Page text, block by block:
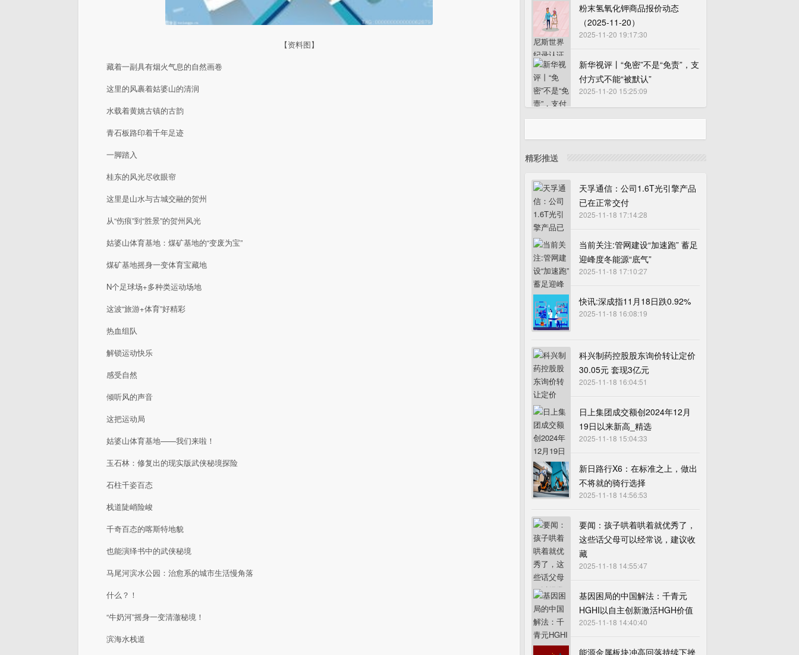
【资料图】
藏着一副具有烟火气息的自然画卷
这里的风裹着姑婆山的清润
水载着黄姚古镇的古韵
青石板路印着千年足迹
一脚踏入
桂东的风光尽收眼帘
这里是山水与古城交融的贺州
从“伤痕”到“胜景”的贺州风光
姑婆山体育基地：煤矿基地的“变废为宝”
煤矿基地摇身一变体育宝藏地
N个足球场+多种类运动场地
这波“旅游+体育”好精彩
热血组队
解锁运动快乐
感受自然
倾听风的声音
这把运动局
姑婆山体育基地——我们来啦！
玉石林：修复出的现实版武侠秘境探险
石柱千姿百态
栈道陡峭险峻
千奇百态的喀斯特地貌
也能演绎书中的武侠秘境
马尾河滨水公园：治愈系的城市生活慢角落
什么？！
“牛奶河”摇身一变清澈秘境！
滨海水栈道
粉末氢氧化钾商品报价动态
（2025-11-20）
2025-11-20 19:17:30
新华视评丨“免密”不是“免责”，支
付方式不能“被默认”
2025-11-20 15:25:09
精彩推送
天孚通信：公司1.6T光引擎产品
已在正常交付
2025-11-18 17:14:28
当前关注:管网建设“加速跑” 蓄足
迎峰度冬能源“底气”
2025-11-18 17:10:27
快讯:深成指11月18日跌0.92%
2025-11-18 16:08:19
科兴制药控股股东询价转让定价
30.05元 套现3亿元
2025-11-18 16:04:51
日上集团成交额创2024年12月
19日以来新高_精选
2025-11-18 15:04:33
新日路行X6：在标准之上，做出
不将就的骑行选择
2025-11-18 14:56:53
要闻：孩子哄着哄着就优秀了，
这些话父母可以经常说，建议收
藏
2025-11-18 14:55:47
基因困局的中国解法：千青元
HGHI以自主创新激活HGH价值
2025-11-18 14:40:40
能源金属板块冲高回落持续下挫